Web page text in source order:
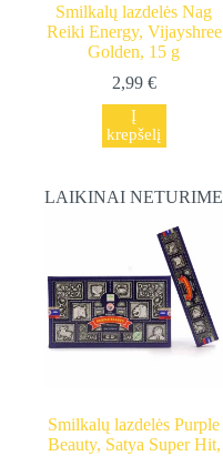
Smilkalų lazdelės Nag
Reiki Energy, Vijayshree
Golden, 15 g
2,99 €
Į
krepšelį
LAIKINAI NETURIME
Smilkalų lazdelės Purple
Beauty, Satya Super Hit,